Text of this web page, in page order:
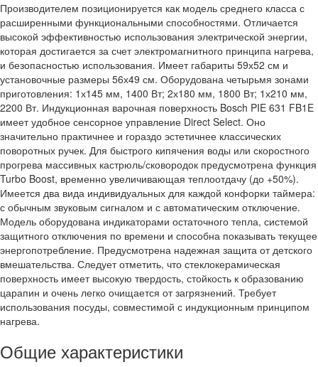
Производителем позиционируется как модель среднего класса с
расширенными функциональными способностями. Отличается
высокой эффективностью использования электрической энергии,
которая достигается за счет электромагнитного принципа нагрева,
и безопасностью использования. Имеет габариты 59х52 см и
установочные размеры 56х49 см. Оборудована четырьмя зонами
приготовления: 1х145 мм, 1400 Вт; 2х180 мм, 1800 Вт; 1х210 мм,
2200 Вт. Индукционная варочная поверхность Bosch PIE 631 FB1E
имеет удобное сенсорное управление Direct Select. Оно
значительно практичнее и гораздо эстетичнее классических
поворотных ручек. Для быстрого кипячения воды или скоростного
прогрева массивных кастрюль/сковородок предусмотрена функция
Turbo Boost, временно увеличивающая теплоотдачу (до +50%).
Имеется два вида индивидуальных для каждой конфорки таймера:
с обычным звуковым сигналом и с автоматическим отключение.
Модель оборудована индикаторами остаточного тепла, системой
защитного отключения по времени и способна показывать текущее
энергопотребление. Предусмотрена надежная защита от детского
вмешательства. Следует отметить, что стеклокерамическая
поверхность имеет высокую твердость, стойкость к образованию
царапин и очень легко очищается от загрязнений. Требует
использования посуды, совместимой с индукционным принципом
нагрева.
Общие характеристики